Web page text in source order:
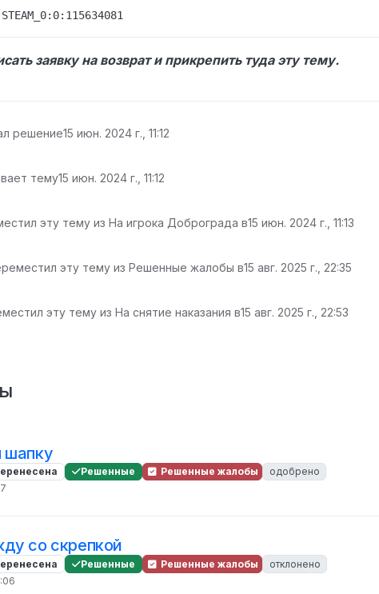
заявку на возврат и прикрепить туда эту тему.
решение15 июн. 2024 г., 11:12
тему15 июн. 2024 г., 11:12
эту тему из На игрока Доброграда в15 июн. 2024 г., 11:13
эту тему из Решенные жалобы в15 авг. 2025 г., 22:35
эту тему из На снятие наказания в15 авг. 2025 г., 22:53
шапку
Решенные Решенные жалобы
одобрено
со скрепкой
Решенные Решенные жалобы
отклонено